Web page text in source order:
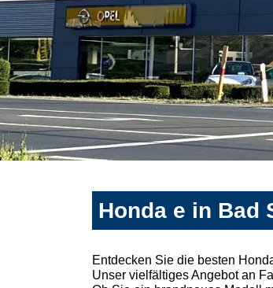
Honda e in Bad
Entdecken Sie die besten
Unser vielfältiges Angebot an